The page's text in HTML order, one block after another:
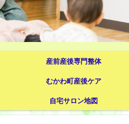
産前産後専門整体
むかわ町産後ケア
自宅サロン地図